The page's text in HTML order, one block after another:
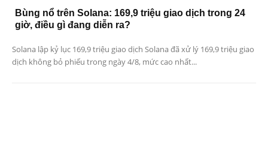
Bùng nổ trên Solana: 169,9 triệu giao dịch trong 24
giờ, điều gì đang diễn ra?
Solana lập kỷ lục 169,9 triệu giao dịch Solana đã xử lý 169,9 triệu giao
dịch không bỏ phiếu trong ngày 4/8, mức cao nhất...